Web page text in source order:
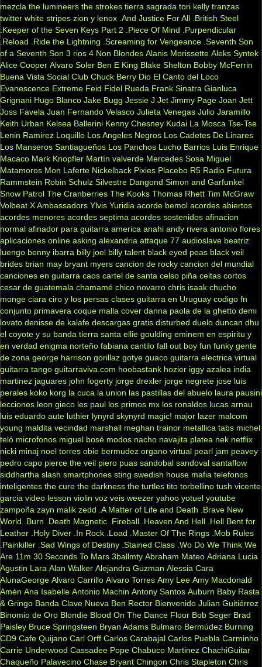
mezcla the lumineers the strokes tierra sagrada tori kelly tranzas
twitter white stripes zion y lenox .And Justice For All .British Steel
.Keeper of the Seven Keys Part 2
.Piece Of Mind
.Purpendicular
.Reload
.Ride the Lightning .Screaming for Vengeance .Seventh Son
of a Seventh Son 3 rios 4 Non Blondes Alanis Morissette Aleks Syntek
Alice Cooper Alvaro Soler Ben E King Blake Shelton Bobby McFerrin
Buena Vista Social Club Chuck Berry Dio El Canto del Loco
Evanescence Extreme Feid Fidel Rueda Frank Sinatra Gianluca
Grignani Hugo Blanco Jake Bugg Jessie J Jet Jimmy Page Joan Jett
Joss Favela Juan Fernando Velasco Julieta Venegas Julio Jaramillo
Keith Urban Kelsea Ballerini Kenny Chesney Kudai La Mosca Tse-Tse
Lenin Ramirez Loquillo Los Angeles Negros Los Cadetes De Linares
Los Manseros Santiagueños Los Panchos Lucho Barrios Luis Enrique
Macaco Mark Knopfler Martín valverde Mercedes Sosa Miguel
Matamoros Mon Laferte Nickelback Pixies Placebo R5 Radio Futura
Rammstein Robin Schulz Silvestre Dangond Simon and Garfunkel
Snow Patrol The Cranberries The Kooks Thomas Rhett Tim McGraw
Volbeat X Ambassadors Ylvis Yuridia acorde bemol acordes abiertos
acordes menores acordes septima acordes sostenidos afinacion
normal afinador para guitarra america anahi andy rivera antonio flores
aplicaciones online asking alexandria attaque 77 audioslave beatriz
luengo benny ibarra billy joel billy talent black eyed peas black veil
brides brian may bryant myers cancion de rocky cancion del mundial
canciones en guitarra caos cartel de santa celso piña celtas cortos
cesar de guatemala chamamé chico novarro chris isaak chucho
monge ciara ciro y los persas clases guitarra en Uruguay codigo fn
conjunto primavera coque malla cover danna paola de la ghetto demi
lovato denisse de kalafe descargas gratis disturbed duelo duncan dhu
el coyote y su banda tierra santa ellie goulding eminem en espiritu y
en verdad enigma norteño fabiana cantilo fall out boy fun funky gente
de zona george harrison gorillaz gotye guaco guitarra electrica virtual
guitarra tango guitarraviva.com hoobastank hozier iggy azalea india
martinez jaguares john fogerty jorge drexler jorge negrete jose luis
perales koko korg la cuca la union las pastillas del abuelo laura pausini
lecciones leon gieco les paul los primos mx los ronaldos lucas arnau
luis eduardo aute luthier lynyrd skynyrd magic! major lazer malcom
young maldita vecindad marshall meghan trainor metallica tabs michel
teló microfonos miguel bosé modos nacho navajita platea nek netflix
nicki minaj noel torres obie bermudez organo virtual pearl jam peavey
pedro capo pierce the veil piero puas sandobal sandoval santaflow
siddhartha slash smartphones sting swedish house mafia telefonos
inteligentes the cure the darkness the turtles tito torbellino tush vicente
garcia video lesson violin voz veis weezer yahoo yotuel youtube
zampoña zayn malik zedd .A Matter of Life and Death
.Brave New
World
.Burn .Death Magnetic .Fireball .Heaven And Hell .Hell Bent for
Leather .Holy Diver .In Rock .Load .Master Of The Rings .Mob Rules
.Painkiller .Sad Wings of Destiny .Stained Class .Wo Do We Think We
Are 11m 30 Seconds To Mars 3ballmty Abraham Mateo Adriana Lucia
Agustin Lara Alan Walker Alejandra Guzman Alessia Cara
AlunaGeorge Alvaro Carrillo Alvaro Torres Amy Lee Amy Macdonald
Amén Ana Isabelle Antonio Machin Antony Santos Auburn Baby Rasta
& Gringo Banda Clave Nueva Ben Rector Bienvenido Julian Guitiérrez
Binomio de Oro Blondie Blood On The Dance Floor Bob Seger Brad
Paisley Bruce Springsteen Bryan Adams Bulmaro Bermúdez Burning
CD9 Cafe Quijano Carl Orff Carlos Carabajal Carlos Puebla Carminho
Carrie Underwood Cassadee Pope Chabuco Martinez ChachiGuitar
Chaqueño Palavecino Chase Bryant Chingon Chris Stapleton Chris